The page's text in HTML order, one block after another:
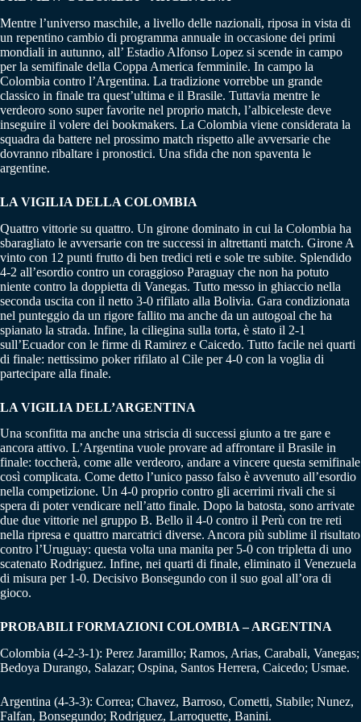
Mentre l’universo maschile, a livello delle nazionali, riposa in vista di
un repentino cambio di programma annuale in occasione dei primi
mondiali in autunno, all’ Estadio Alfonso Lopez si scende in campo
per la semifinale della Coppa America femminile. In campo la
Colombia contro l’Argentina. La tradizione vorrebbe un grande
classico in finale tra quest’ultima e il Brasile. Tuttavia mentre le
verdeoro sono super favorite nel proprio match, l’albiceleste deve
inseguire il volere dei bookmakers. La Colombia viene considerata la
squadra da battere nel prossimo match rispetto alle avversarie che
dovranno ribaltare i pronostici. Una sfida che non spaventa le
argentine.
LA VIGILIA DELLA COLOMBIA
Quattro vittorie su quattro. Un girone dominato in cui la Colombia ha
sbaragliato le avversarie con tre successi in altrettanti match. Girone A
vinto con 12 punti frutto di ben tredici reti e sole tre subite. Splendido
4-2 all’esordio contro un coraggioso Paraguay che non ha potuto
niente contro la doppietta di Vanegas. Tutto messo in ghiaccio nella
seconda uscita con il netto 3-0 rifilato alla Bolivia. Gara condizionata
nel punteggio da un rigore fallito ma anche da un autogoal che ha
spianato la strada. Infine, la ciliegina sulla torta, è stato il 2-1
sull’Ecuador con le firme di Ramirez e Caicedo. Tutto facile nei quarti
di finale: nettissimo poker rifilato al Cile per 4-0 con la voglia di
partecipare alla finale.
LA VIGILIA DELL’ARGENTINA
Una sconfitta ma anche una striscia di successi giunto a tre gare e
ancora attivo. L’Argentina vuole provare ad affrontare il Brasile in
finale: toccherà, come alle verdeoro, andare a vincere questa semifinale
così complicata. Come detto l’unico passo falso è avvenuto all’esordio
nella competizione. Un 4-0 proprio contro gli acerrimi rivali che si
spera di poter vendicare nell’atto finale. Dopo la batosta, sono arrivate
due due vittorie nel gruppo B. Bello il 4-0 contro il Perù con tre reti
nella ripresa e quattro marcatrici diverse. Ancora più sublime il risultato
contro l’Uruguay: questa volta una manita per 5-0 con tripletta di uno
scatenato Rodriguez. Infine, nei quarti di finale, eliminato il Venezuela
di misura per 1-0. Decisivo Bonsegundo con il suo goal all’ora di
gioco.
PROBABILI FORMAZIONI COLOMBIA – ARGENTINA
Colombia (4-2-3-1): Perez Jaramillo; Ramos, Arias, Carabali, Vanegas;
Bedoya Durango, Salazar; Ospina, Santos Herrera, Caicedo; Usmae.
Argentina (4-3-3): Correa; Chavez, Barroso, Cometti, Stabile; Nunez,
Falfan, Bonsegundo; Rodriguez, Larroquette, Banini.